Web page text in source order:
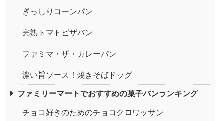
ぎっしりコーンパン
完熟トマトピザパン
ファミマ・ザ・カレーパン
濃い旨ソース！焼きそばドッグ
ファミリーマートでおすすめの菓子パンランキング
チョコ好きのためのチョコクロワッサン